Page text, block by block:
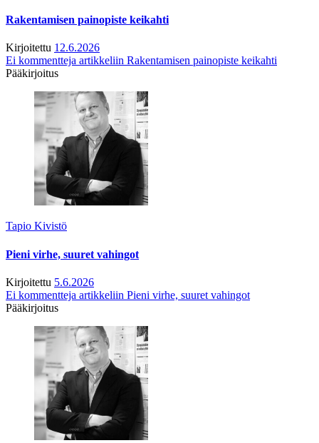
Rakentamisen painopiste keikahti
Kirjoitettu 12.6.2026
Ei kommentteja artikkeliin Rakentamisen painopiste keikahti
Pääkirjoitus
Tapio Kivistö
Pieni virhe, suuret vahingot
Kirjoitettu 5.6.2026
Ei kommentteja artikkeliin Pieni virhe, suuret vahingot
Pääkirjoitus